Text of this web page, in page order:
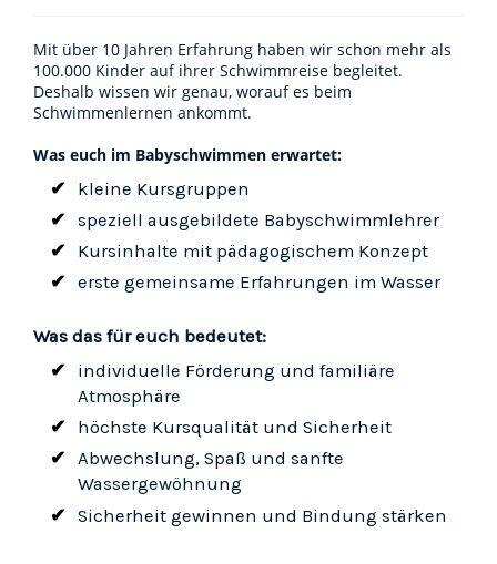
Mit über 10 Jahren Erfahrung haben wir schon mehr als
100.000 Kinder auf ihrer Schwimmreise begleitet.
Deshalb wissen wir genau, worauf es beim
Schwimmenlernen ankommt.
Was euch im Babyschwimmen erwartet:
kleine Kursgruppen
speziell ausgebildete Babyschwimmlehrer
Kursinhalte mit pädagogischem Konzept
erste gemeinsame Erfahrungen im Wasser
Was das für euch bedeutet:
individuelle Förderung und familiäre
Atmosphäre
höchste Kursqualität und Sicherheit
Abwechslung, Spaß und sanfte
Wassergewöhnung
Sicherheit gewinnen und Bindung stärken